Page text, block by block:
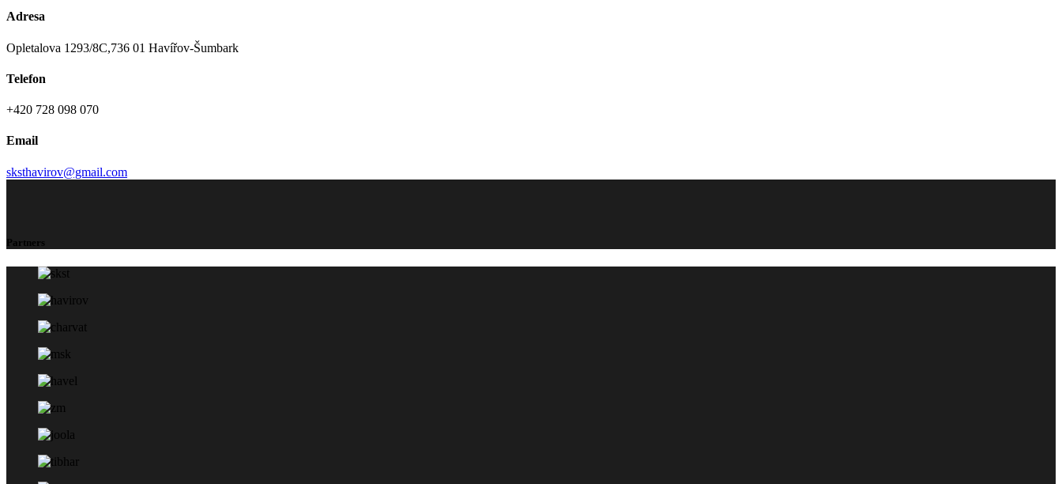
Adresa
Opletalova 1293/8C,736 01 Havířov-Šumbark
Telefon
+420 728 098 070
Email
sksthavirov@gmail.com
Partners